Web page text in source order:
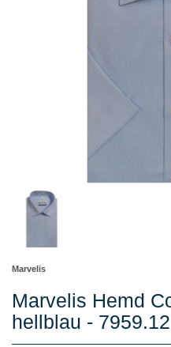
Marvelis
Marvelis Hemd
hellblau -